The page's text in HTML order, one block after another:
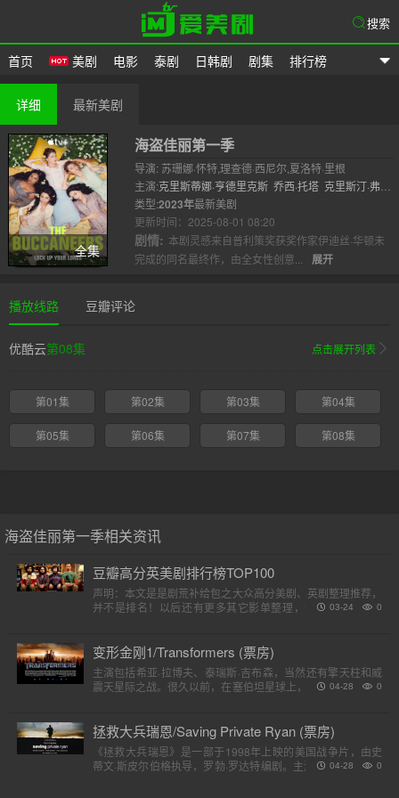
首页 美剧 电影 泰剧 日韩剧 剧集 排行榜
搜索
详细 最新美剧
全集
海盗佳丽第一季
导演: 苏珊娜·怀特,理查德·西尼尔,夏洛特·里根
主演:克里斯蒂娜·亨德里克斯 乔西·托塔 克里斯汀·弗劳
赛斯 奥布里·艾布拉格
博 Shobhit..
类型:2023年最新美剧
更新时间：2025-08-01 08:20
剧情: 本剧灵感来自普利策奖获奖作家伊迪丝·华顿未
完成的同名最终作，由全女性创意...
展开
播放线路 豆瓣评论
优酷云第08集 点击展开列表
第01集 第02集 第03集 第04集
第05集 第06集 第07集 第08集
海盗佳丽第一季相关资讯
豆瓣高分英美剧排行榜TOP100
声明：本文是是剧荒补给包之大众高分美剧、英剧整理推荐，
并不是排名！以后还有更多其它影单整理，请各位收藏好。
0
03-24
变形金刚1/Transformers (票房)
主演包括希亚·拉博夫、泰瑞斯·吉布森，当然还有擎天柱和威
震天星际之战。很久以前，在塞伯坦星球上，一个巨大的，强
0
04-28
拯救大兵瑞恩/Saving Private Ryan (票房)
《拯救大兵瑞恩》是一部于1998年上映的美国战争片，由史
蒂文·斯皮尔伯格执导，罗勃·罗达特编剧。主演包括汤姆·汉克
0
04-28